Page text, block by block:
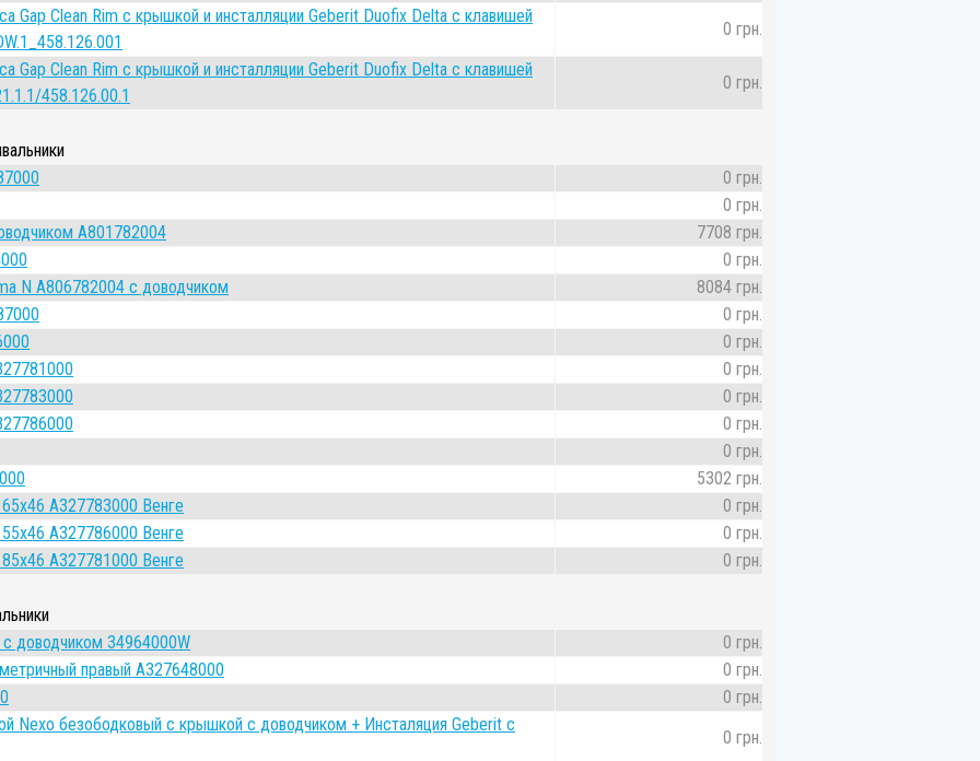
Gap Clean Rim с крышкой и инсталляции Geberit Duofix Delta с клавишей
0 грн.
Gap Clean Rim с крышкой и инсталляции Geberit Duofix Delta с клавишей
458.126.00.1
0 грн.
0 грн.
0 грн.
A801782004
7708 грн.
0 грн.
N A806782004 с доводчиком
8084 грн.
0 грн.
0 грн.
0 грн.
0 грн.
0 грн.
0 грн.
5302 грн.
A327783000 Венге
0 грн.
A327786000 Венге
0 грн.
A327781000 Венге
0 грн.
доводчиком 34964000W
0 грн.
правый A327648000
0 грн.
0 грн.
Nexo безободковый с крышкой с доводчиком + Инсталяция Geberit с
0 грн.